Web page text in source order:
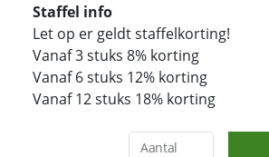
Staffel info
Let op er geldt staffelkorting!
Vanaf 3 stuks 8% korting
Vanaf 6 stuks 12% korting
Vanaf 12 stuks 18% korting
Aantal